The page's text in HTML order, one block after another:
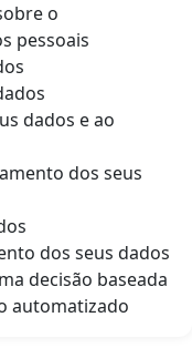
o
pessoais
dados e ao
dos seus
dos seus dados
decisão baseada
automatizado